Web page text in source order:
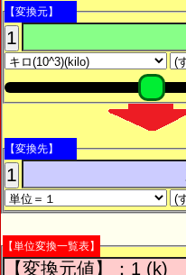
【変換元】
1
【変換先】
1
【単位変換一覧表】